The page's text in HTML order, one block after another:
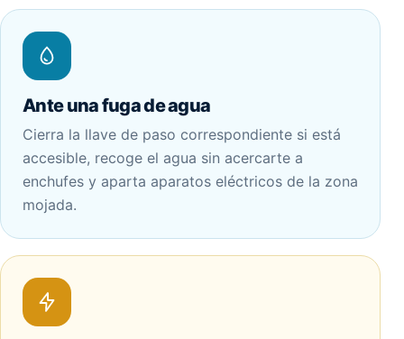
Ante una fuga de agua
Cierra la llave de paso correspondiente si está
accesible, recoge el agua sin acercarte a
enchufes y aparta aparatos eléctricos de la zona
mojada.